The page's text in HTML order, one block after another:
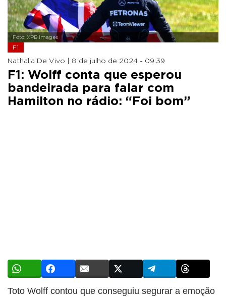
Foto: XPB Images
F1
Nathalia De Vivo | 8 de julho de 2024 - 09:39
F1: Wolff conta que esperou
bandeirada para falar com
Hamilton no rádio: “Foi bom”
Toto Wolff contou que conseguiu segurar a emoção